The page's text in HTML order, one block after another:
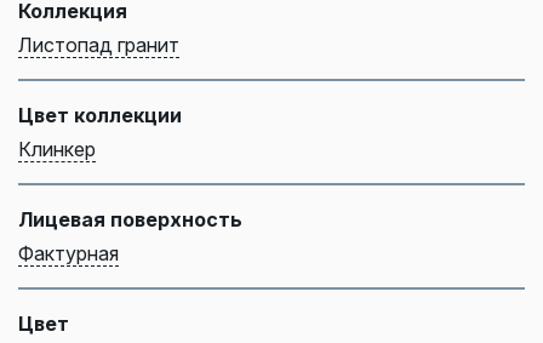
Коллекция
Листопад гранит
Цвет коллекции
Клинкер
Лицевая поверхность
Фактурная
Цвет